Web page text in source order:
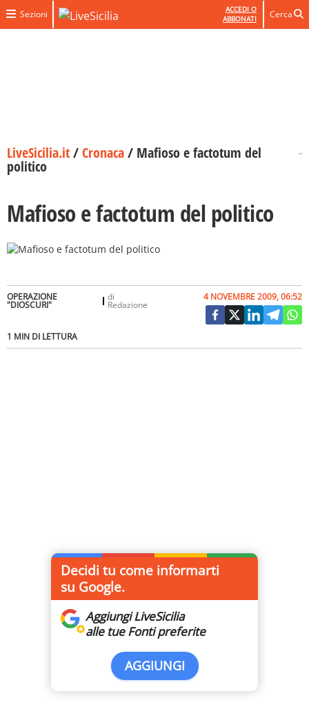
Sezioni
ACCEDI O
ABBONATI
Cerca
LiveSicilia.it/Cronaca/ Mafioso e factotum del
politico
Mafioso e factotum del politico
OPERAZIONE
"DIOSCURI"
di
Redazione
1 MIN DI LETTURA
4 NOVEMBRE 2009, 06:52
Decidi tu come informarti
su Google.
Aggiungi LiveSicilia
alle tue Fonti preferite
AGGIUNGI